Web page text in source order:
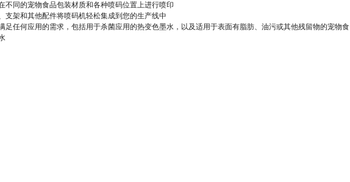
不同的宠物食品包装材质和各种喷码位置上进行喷印
支架和其他配件将喷码机轻松集成到您的生产线中
足任何应用的需求，包括用于杀菌应用的热变色墨水，以及适用于表面有脂肪、油污或其他残留物的宠物食